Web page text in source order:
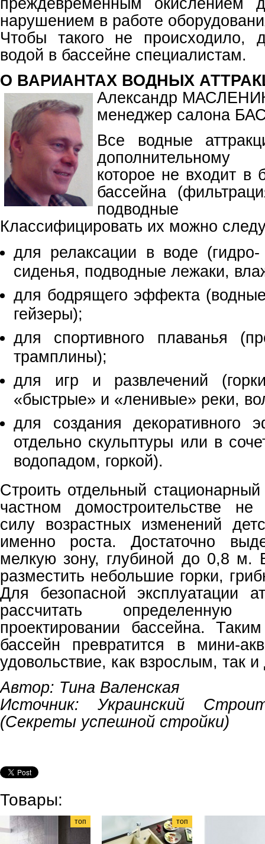
нарушением в работе
Чтобы такого не происходило,
водой в бассейне специалистам.
О ВАРИАНТАХ ВОДНЫХ
Александр
менеджер салона
Все водные
которое не входит в
бассейна
подводные
Классифицировать их можно
для релаксации в воде
сиденья, подводные лежаки,
для бодрящего эффекта
гейзеры);
для спортивного плаванья
трамплины);
для игр и развлечений
«быстрые» и «ленивые» реки,
для создания декоративного
отдельно скульптуры или в
водопадом, горкой).
Строить отдельный
частном домостроительстве
силу возрастных изменений
именно роста. Достаточно
мелкую зону, глубиной до 0,8 м.
разместить небольшие горки,
Для безопасной эксплуатации
рассчитать
проектировании бассейна.
бассейн превратится в мини-
удовольствие, как взрослым, так
Автор: Тина Валенская
Иcточник: Украинский
(Секреты успешной стройки)
Товары:
топ топ